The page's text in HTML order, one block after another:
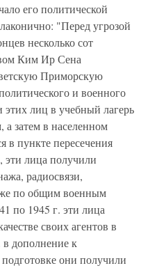
его политической
"Перед угрозой
несколько сот
Ким Ир Сена
Приморскую
и военного
лиц в учебный лагерь
затем в населенном
в пункте пересечения
лица получили
радиосвязи,
по общим военным
по 1945 г. эти лица
своих агентов в
дополнение к
они получили